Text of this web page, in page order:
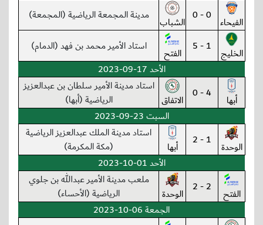
الفيحاء 0 - 0 الشباب مدينة المجمعة الرياضية (المجمعة)
الخليج 1 - 5 الفتح
استاد الأمير محمد بن فهد (الدمام)
الأحد 17-09-2023
أبها 4 - 0 الاتفاق
استاد مدينة الأمير سلطان بن عبدالعزيز
الرياضية (أبها)
السبت 23-09-2023
الوحدة 1 - 2 أبها
استاد مدينة الملك عبدالعزيز الرياضية
(مكة المكرمة)
الأحد 01-10-2023
الفتح 2 - 2 الوحدة
ملعب مدينة الأمير عبدالله بن جلوي
الرياضية (الأحساء)
الجمعة 06-10-2023